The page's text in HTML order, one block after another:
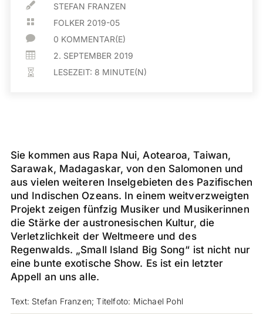
 STEFAN FRANZEN
 FOLKER 2019-05
 0 KOMMENTAR(E)
 2. SEPTEMBER 2019
 LESEZEIT: 8 MINUTE(N)
Sie kommen aus Rapa Nui, Aotearoa, Taiwan,
Sarawak, Madagaskar, von den Salomonen und
aus vielen weiteren Inselgebieten des Pazifischen
und Indischen Ozeans. In einem weitverzweigten
Projekt zeigen fünfzig Musiker und Musikerinnen
die Stärke der austronesischen Kultur, die
Verletzlichkeit der Weltmeere und des
Regenwalds. „Small Island Big Song“ ist nicht nur
eine bunte exotische Show. Es ist ein letzter
Appell an uns alle.
Text: Stefan Franzen; Titelfoto: Michael Pohl